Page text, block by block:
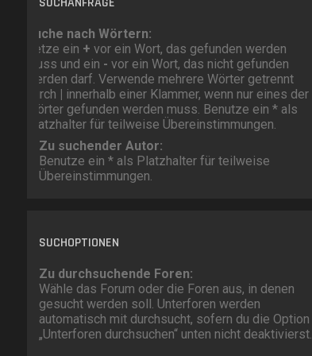
Suche nach Wörtern:
Setze ein + vor ein Wort, das gefunden werden
muss und ein - vor ein Wort, das nicht gefunden
werden darf. Verwende mehrere Wörter getrennt
durch | innerhalb einer Klammer, wenn nur eines der
Wörter gefunden werden muss. Benutze ein * als
Platzhalter für teilweise Übereinstimmungen.
Zu suchender Autor:
Benutze ein * als Platzhalter für teilweise
Übereinstimmungen.
SUCHOPTIONEN
Zu durchsuchende Foren:
Wähle das Forum oder die Foren aus, in denen
gesucht werden soll. Unterforen werden
automatisch mit durchsucht, sofern du die Option
„Unterforen durchsuchen“ unten nicht deaktivierst.